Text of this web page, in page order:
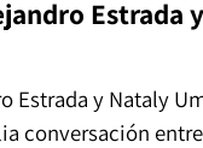
Estrada
Estrada y Nataly
conversación